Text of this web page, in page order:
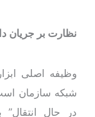
نظارت بر جریان
شبکه سازمان
در حال انتقال”